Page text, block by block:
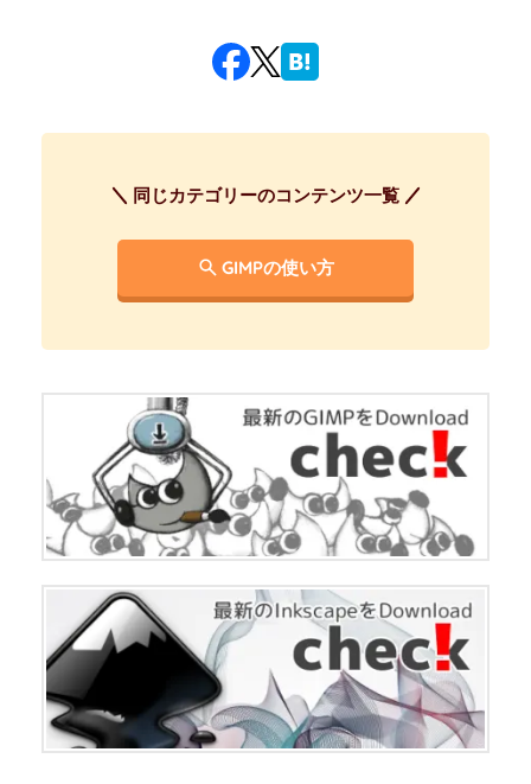
同じカテゴリーのコンテンツ一覧
GIMPの使い方